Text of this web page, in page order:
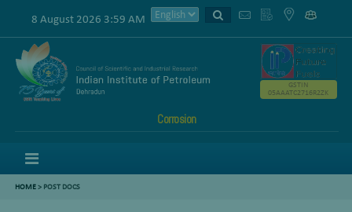
8 August 2026 3:59 AM
Corrosion
GSTIN
05AAATC2716R2ZK
HOME> POST DOCS